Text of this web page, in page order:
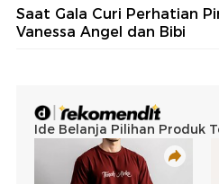
Saat Gala Curi Perhatian
Vanessa Angel dan Bibi